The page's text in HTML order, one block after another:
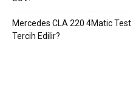
Mercedes CLA 220 4Matic Test
Tercih Edilir?